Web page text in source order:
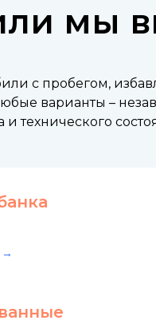
мы
с пробегом,
варианты –
технического